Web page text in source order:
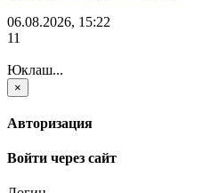
06.08.2026, 15:22
11
Юклаш...
×
Авторизация
Войти через сайт